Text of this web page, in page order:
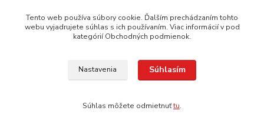
Tento web používa súbory cookie. Ďalším prechádzaním tohto
webu vyjadrujete súhlas s ich používaním. Viac informácií v pod
kategórií Obchodných podmienok.
Nastavenia Súhlasím
Súhlas môžete odmietnuťtu.